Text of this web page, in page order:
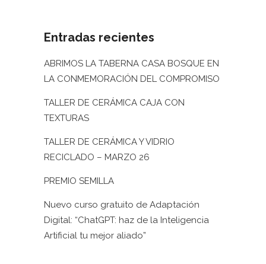
Entradas recientes
ABRIMOS LA TABERNA CASA BOSQUE EN
LA CONMEMORACIÓN DEL COMPROMISO
TALLER DE CERÁMICA CAJA CON
TEXTURAS
TALLER DE CERÁMICA Y VIDRIO
RECICLADO – MARZO 26
PREMIO SEMILLA
Nuevo curso gratuito de Adaptación
Digital: “ChatGPT: haz de la Inteligencia
Artificial tu mejor aliado”